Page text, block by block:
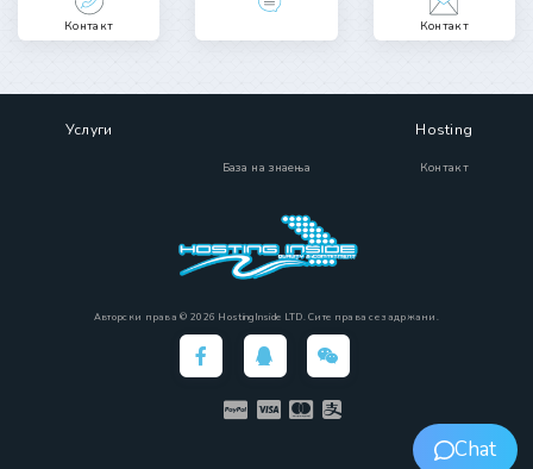
Контакт Контакт
Услуги
База на знаења
Hosting
Контакт
Авторски права © 2026 HostingInside LTD. Сите права се задржани.
Chat